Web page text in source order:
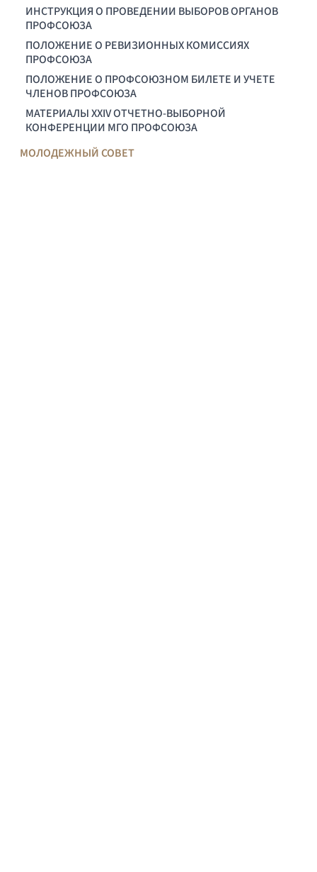
ИНСТРУКЦИЯ О ПРОВЕДЕНИИ ВЫБОРОВ ОРГАНОВ
ПРОФСОЮЗА
ПОЛОЖЕНИЕ О РЕВИЗИОННЫХ КОМИССИЯХ
ПРОФСОЮЗА
ПОЛОЖЕНИЕ О ПРОФСОЮЗНОМ БИЛЕТЕ И УЧЕТЕ
ЧЛЕНОВ ПРОФСОЮЗА
МАТЕРИАЛЫ XXIV ОТЧЕТНО-ВЫБОРНОЙ
КОНФЕРЕНЦИИ МГО ПРОФСОЮЗА
МОЛОДЕЖНЫЙ СОВЕТ